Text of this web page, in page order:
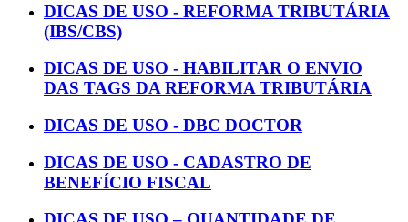
DICAS DE USO - REFORMA TRIBUTÁRIA
(IBS/CBS)
DICAS DE USO - HABILITAR O ENVIO
DAS TAGS DA REFORMA TRIBUTÁRIA
DICAS DE USO - DBC DOCTOR
DICAS DE USO - CADASTRO DE
BENEFÍCIO FISCAL